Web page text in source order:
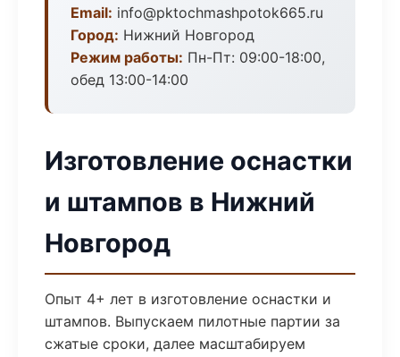
Email: info@pktochmashpotok665.ru
Город: Нижний Новгород
Режим работы: Пн-Пт: 09:00-18:00,
обед 13:00-14:00
Изготовление оснастки
и штампов в Нижний
Новгород
Опыт 4+ лет в изготовление оснастки и
штампов. Выпускаем пилотные партии за
сжатые сроки, далее масштабируем